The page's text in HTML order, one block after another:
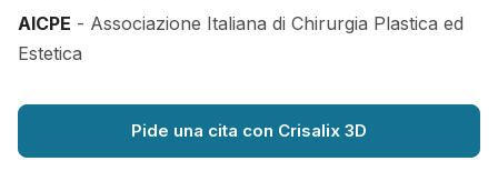
AICPE - Associazione Italiana di Chirurgia Plastica ed
Estetica
Pide una cita con Crisalix 3D